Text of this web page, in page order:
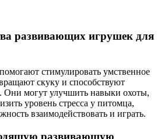
развивающих игрушек для
стимулировать умственное
скуку и способствуют
Они могут улучшить навыки охоты,
уровень стресса у питомца,
взаимодействовать и играть.
развивающую